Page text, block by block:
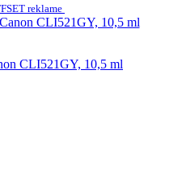
reklame
CLI521GY, 10,5 ml